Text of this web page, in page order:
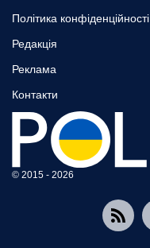
Політика конфіденційності
Редакція
Реклама
Контакти
© 2015 - 2026